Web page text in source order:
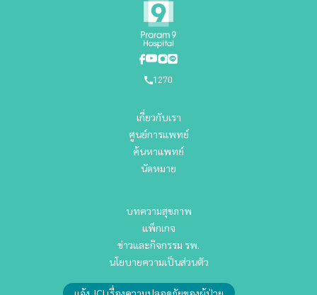
1270
เกี่ยวกับเรา
ศูนย์การแพทย์
ค้นหาแพทย์
นัดหมาย
บทความสุขภาพ
แพ็กเกจ
ข่าวและกิจกรรม รพ.
นโยบายความเป็นส่วนตัว